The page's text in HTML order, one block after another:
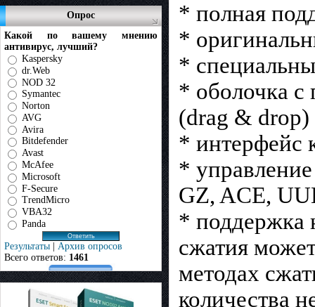
Опрос
Какой по вашему мнению
антивирус, лучший?
Kaspersky
dr.Web
NOD 32
Symantec
Norton
AVG
Avira
Bitdefender
Avast
McAfee
Microsoft
F-Secure
TrendMicro
VBA32
Panda
Результаты | Архив опросов
Всего ответов: 1461
* полная
*
*
* оболочка с
(drag & drop)
* интерфейс
*
GZ, ACE,
* поддержка
сжатия
методах
количества